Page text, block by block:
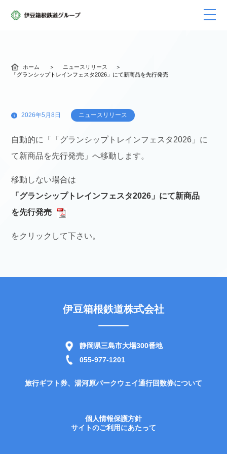
ホーム
ニュースリリース
「グランシップトレインフェスタ2026」にて新商品を先行発売
2026年5月8日 ニュースリリース
自動的に「「グランシップトレインフェスタ2026」に
て新商品を先行発売」へ移動します。
移動しない場合は
「グランシップトレインフェスタ2026」にて新商品
を先行発売
をクリックして下さい。
伊豆箱根鉄道株式会社
静岡県三島市大場300番地
055-977-1201
旅行ギフト券、湯河原パークウェイ通行回数券について
個人情報保護方針
サイトのご利用にあたって